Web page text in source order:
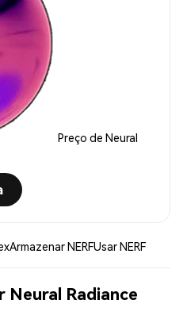
Preço de Neural
Armazenar NERFUsar NERF
Neural Radiance